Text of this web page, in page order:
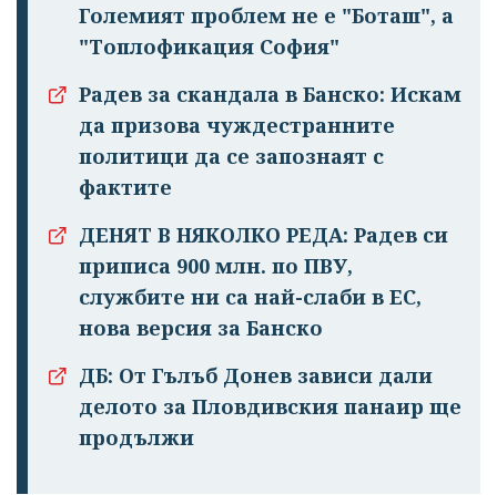
Големият проблем не е "Боташ", а
"Топлофикация София"
Радев за скандала в Банско: Искам
да призова чуждестранните
политици да се запознаят с
фактите
ДЕНЯТ В НЯКОЛКО РЕДА: Радев си
приписа 900 млн. по ПВУ,
службите ни са най-слаби в ЕС,
нова версия за Банско
ДБ: От Гълъб Донев зависи дали
делото за Пловдивския панаир ще
продължи